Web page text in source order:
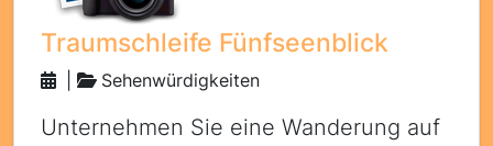
Traumschleife Fünfseenblick
Sehenwürdigkeiten
Unternehmen Sie eine Wanderung auf